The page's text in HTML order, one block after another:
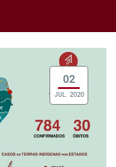
02
JUL. 2020